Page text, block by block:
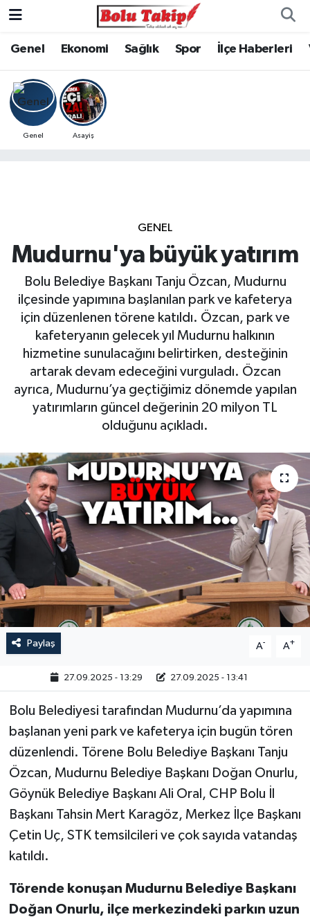
Genel Ekonomi Sağlık Spor İlçe Haberleri
Genel Asayiş
GENEL
Mudurnu'ya büyük yatırım
Bolu Belediye Başkanı Tanju Özcan, Mudurnu
ilçesinde yapımına başlanılan park ve kafeterya
için düzenlenen törene katıldı. Özcan, park ve
kafeteryanın gelecek yıl Mudurnu halkının
hizmetine sunulacağını belirtirken, desteğinin
artarak devam edeceğini vurguladı. Özcan
ayrıca, Mudurnu’ya geçtiğimiz dönemde yapılan
yatırımların güncel değerinin 20 milyon TL
olduğunu açıkladı.
Paylaş A- A+
27.09.2025 - 13:29 27.09.2025 - 13:41
Bolu Belediyesi tarafından Mudurnu’da yapımına
başlanan yeni park ve kafeterya için bugün tören
düzenlendi. Törene Bolu Belediye Başkanı Tanju
Özcan, Mudurnu Belediye Başkanı Doğan Onurlu,
Göynük Belediye Başkanı Ali Oral, CHP Bolu İl
Başkanı Tahsin Mert Karagöz, Merkez İlçe Başkanı
Çetin Uç, STK temsilcileri ve çok sayıda vatandaş
katıldı.
Törende konuşan Mudurnu Belediye Başkanı
Doğan Onurlu, ilçe merkezindeki parkın uzun